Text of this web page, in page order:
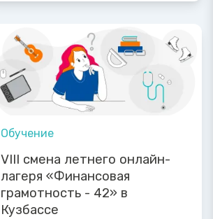
Обучение
VIII смена летнего онлайн-
лагеря «Финансовая
грамотность - 42» в
Кузбассе